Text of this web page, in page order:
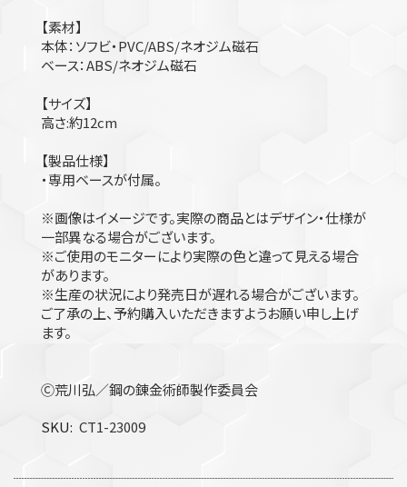
【素材】
本体：ソフビ・PVC/ABS/ネオジム磁石
ベース：ABS/ネオジム磁石
【サイズ】
高さ:約12cm
【製品仕様】
・専用ベースが付属。
※画像はイメージです。実際の商品とはデザイン・仕様が
一部異なる場合がございます。
※ご使用のモニターにより実際の色と違って見える場合
があります。
※生産の状況により発売日が遅れる場合がございます。
ご了承の上、予約購入いただきますようお願い申し上げ
ます。
Ⓒ荒川弘／鋼の錬金術師製作委員会
SKU CT1-23009